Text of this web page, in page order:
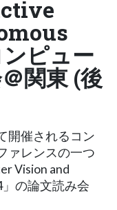
ピュー
関東 (後
開催されるコン
ァレンスの一つ
Vision and
」の論文読み会